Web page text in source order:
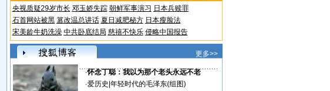
央视质疑29岁市长 邓玉娇失踪 朝鲜军事演习 日本兵赎罪
石首网站被黑 篡改温总讲话 夏日减肥秘方 日本瘦脸法
宋美龄牛奶洗澡 中共卧底结局 慈禧不快乐 侵略中国报告
更多>>
·怀念丁聪：我以为那个老头永远不老
·爱历史 年轻时代的毛泽东(组图)